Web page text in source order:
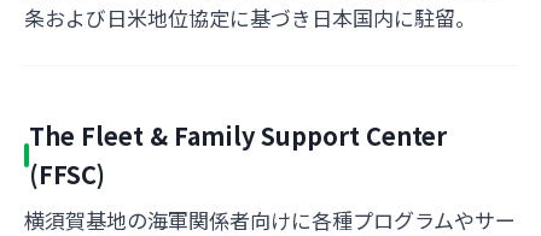
条および日米地位協定に基づき日本国内に駐留。
The Fleet & Family Support Center
(FFSC)
横須賀基地の海軍関係者向けに各種プログラムやサー